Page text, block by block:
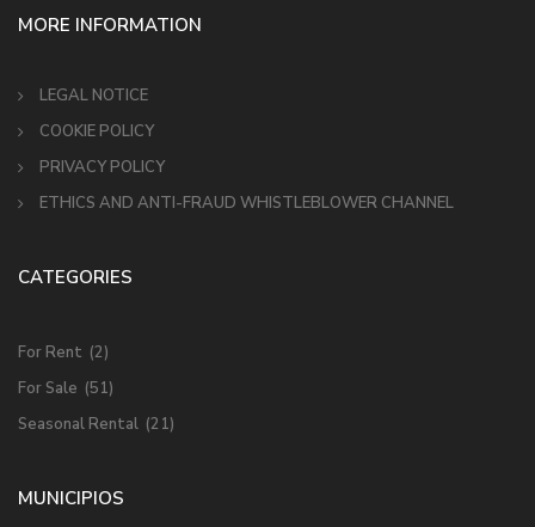
MORE INFORMATION
LEGAL NOTICE
COOKIE POLICY
PRIVACY POLICY
ETHICS AND ANTI-FRAUD WHISTLEBLOWER CHANNEL
CATEGORIES
For Rent (2)
For Sale (51)
Seasonal Rental (21)
MUNICIPIOS